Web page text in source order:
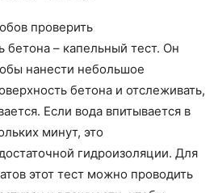
проверить
бетона – капельный тест. Он
нанести небольшое
бетона и отслеживать,
Если вода впитывается в
минут, это
гидроизоляции. Для
этот тест можно проводить